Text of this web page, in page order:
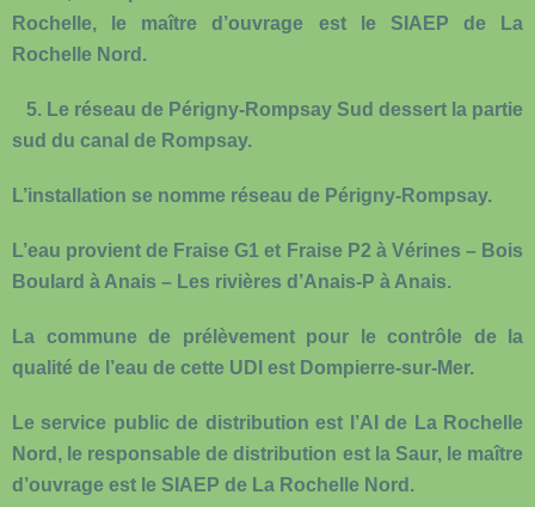
Rochelle, le maître d’ouvrage est le SIAEP de La
Rochelle Nord.
5. Le réseau de Périgny-Rompsay Sud dessert la partie
sud du canal de Rompsay.
L’installation se nomme réseau de Périgny-Rompsay.
L’eau provient de Fraise G1 et Fraise P2 à Vérines – Bois
Boulard à Anais – Les rivières d’Anais-P à Anais.
La commune de prélèvement pour le contrôle de la
qualité de l’eau de cette UDI est Dompierre-sur-Mer.
Le service public de distribution est l’AI de La Rochelle
Nord, le responsable de distribution est la Saur, le maître
d’ouvrage est le SIAEP de La Rochelle Nord.